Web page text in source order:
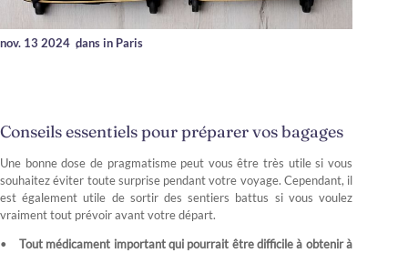
nov. 13 2024 ,dans in Paris
Conseils essentiels pour préparer vos bagages
Une bonne dose de pragmatisme peut vous être très utile si vous
souhaitez éviter toute surprise pendant votre voyage. Cependant, il
est également utile de sortir des sentiers battus si vous voulez
vraiment tout prévoir avant votre départ.
Tout médicament important qui pourrait être difficile à obtenir à